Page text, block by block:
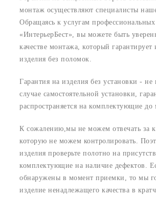
монтаж осуществляют специалисты
Обращаясь к услугам
«ИнтерьерБест», вы можете быть
качестве монтажа, который
изделия без поломок.
Гарантия на изделия без установки - не
случае самостоятельной установки,
распространяется на комплектующие до
К сожалению,мы не можем отвечать за
которую не можем контролировать.
изделия проверьте полотно на
комплектующие на наличие дефектов.
обнаружены в момент приемки, то мы
изделие ненадлежащего качества в